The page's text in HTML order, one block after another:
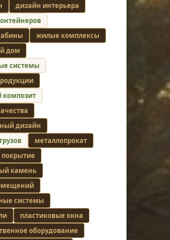
дизайн интерьера
жилые комплексы
дом
системы
композит
дизайн
металлопрокат
камень
системы
пластиковые окна
оборудование